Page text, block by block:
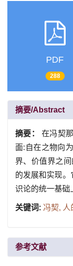
PDF
288
摘要/Abstract
摘要： 在冯契
面:自在之物向
界、价值界之
的发展和实现
识论的统一基础
关键词: 冯契, 人
参考文献